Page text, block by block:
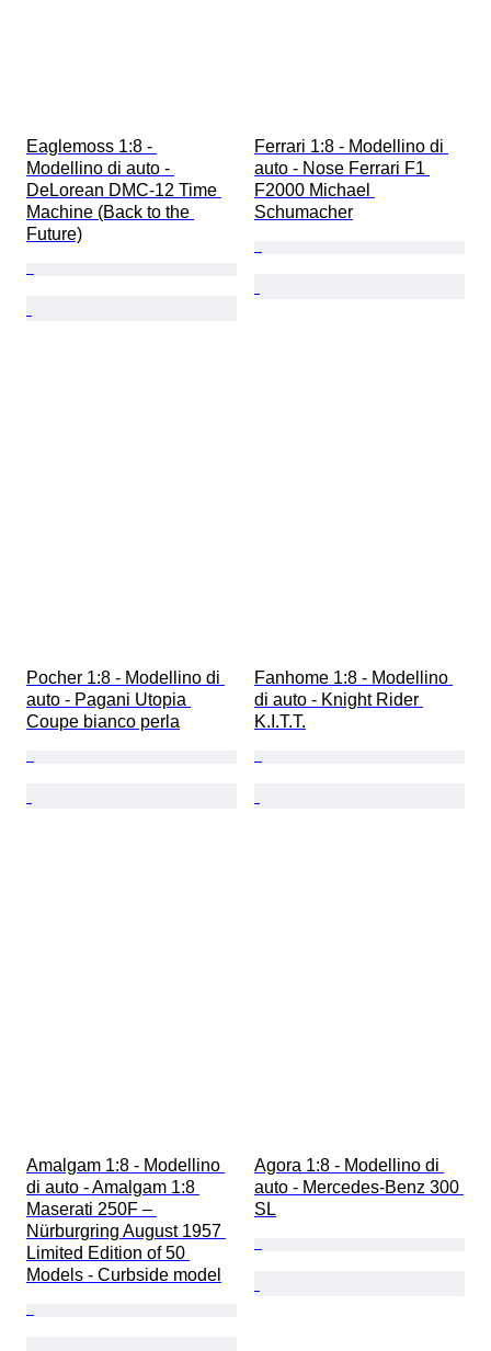
Eaglemoss 1:8 -
Modellino di auto -
DeLorean DMC-12 Time
Machine (Back to the
Future)
Ferrari 1:8 - Modellino di
auto - Nose Ferrari F1
F2000 Michael
Schumacher
Pocher 1:8 - Modellino di
auto - Pagani Utopia
Coupe bianco perla
Fanhome 1:8 - Modellino
di auto - Knight Rider
K.I.T.T.
Amalgam 1:8 - Modellino
di auto - Amalgam 1:8
Maserati 250F –
Nürburgring August 1957
Limited Edition of 50
Models - Curbside model
Agora 1:8 - Modellino di
auto - Mercedes-Benz 300
SL